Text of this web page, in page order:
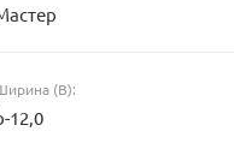
(B):
12,0